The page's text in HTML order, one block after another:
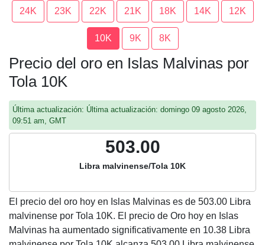
24K 23K 22K 21K 18K 14K 12K
10K 9K 8K
Precio del oro en Islas Malvinas por
Tola 10K
Última actualización: Última actualización: domingo 09 agosto 2026,
09:51 am, GMT
503.00
Libra malvinense/Tola 10K
El precio del oro hoy en Islas Malvinas es de 503.00 Libra
malvinense por Tola 10K. El precio de Oro hoy en Islas
Malvinas ha aumentado significativamente en 10.38 Libra